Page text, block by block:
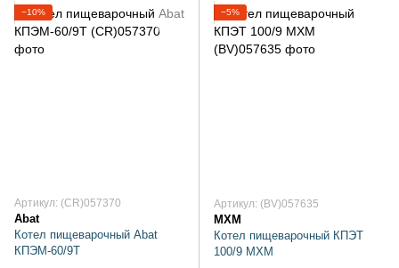
−10%
Артикул: (CR)057370
Abat
Котел пищеварочный Abat
КПЭМ-60/9Т
−5%
Артикул: (BV)057635
МХМ
Котел пищеварочный КПЭТ
100/9 МХМ